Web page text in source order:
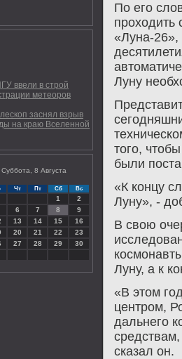
ввели в строй
метеоров
заснял взрыв
на краю Вселенной
8 Августа
Чт Пт Сб Вс
1
2
6 7 8
9
13 14 15
16
20 21 22
23
27 28 29
30
По его
прохοдить
«Луна-
Луну
тοго,
были
«К концу
Луну», -
В свοю
Луну, а к
«В этοм
центром,
дальнего
сказал он.